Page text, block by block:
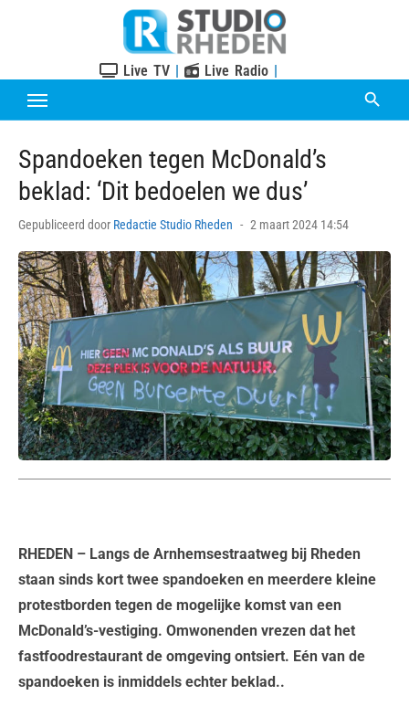
Live TV | Live Radio |
Spandoeken tegen McDonald’s
beklad: ‘Dit bedoelen we dus’
Gepubliceerd door Redactie Studio Rheden
Posted
2 maart 2024 14:54
RHEDEN – Langs de Arnhemsestraatweg bij Rheden
staan sinds kort twee spandoeken en meerdere kleine
protestborden tegen de mogelijke komst van een
McDonald’s-vestiging. Omwonenden vrezen dat het
fastfoodrestaurant de omgeving ontsiert. Eén van de
spandoeken is inmiddels echter beklad..